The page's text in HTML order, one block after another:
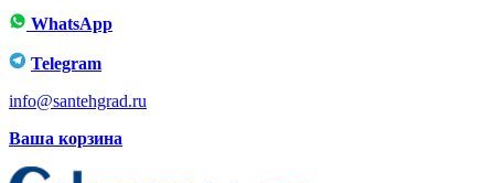
WhatsApp
Telegram
info@santehgrad.ru
Ваша корзина